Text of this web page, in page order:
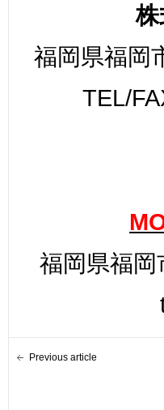
福岡県福岡
TEL/
福岡県福
Previous article